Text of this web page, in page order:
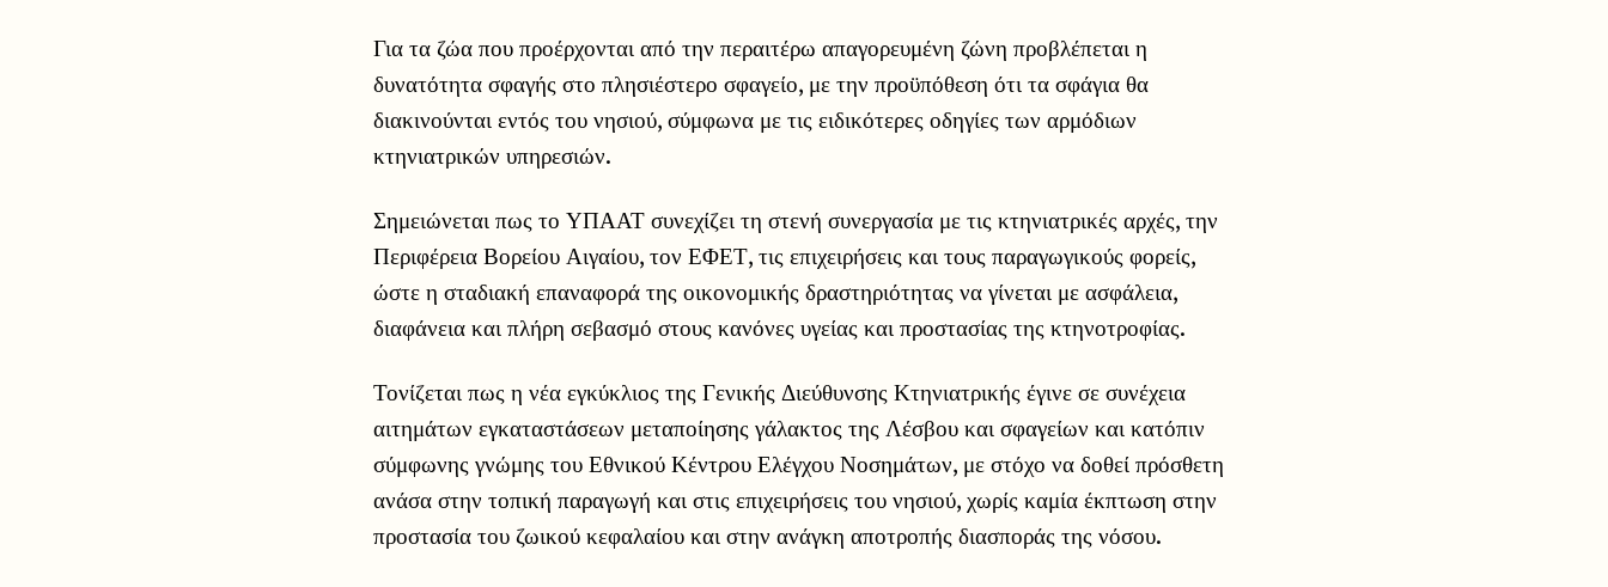
Για τα ζώα που προέρχονται από την περαιτέρω απαγορευμένη ζώνη προβλέπεται η
δυνατότητα σφαγής στο πλησιέστερο σφαγείο, με την προϋπόθεση ότι τα σφάγια θα
διακινούνται εντός του νησιού, σύμφωνα με τις ειδικότερες οδηγίες των αρμόδιων
κτηνιατρικών υπηρεσιών.
Σημειώνεται πως το ΥΠΑΑΤ συνεχίζει τη στενή συνεργασία με τις κτηνιατρικές αρχές, την
Περιφέρεια Βορείου Αιγαίου, τον ΕΦΕΤ, τις επιχειρήσεις και τους παραγωγικούς φορείς,
ώστε η σταδιακή επαναφορά της οικονομικής δραστηριότητας να γίνεται με ασφάλεια,
διαφάνεια και πλήρη σεβασμό στους κανόνες υγείας και προστασίας της κτηνοτροφίας.
Τονίζεται πως η νέα εγκύκλιος της Γενικής Διεύθυνσης Κτηνιατρικής έγινε σε συνέχεια
αιτημάτων εγκαταστάσεων μεταποίησης γάλακτος της Λέσβου και σφαγείων και κατόπιν
σύμφωνης γνώμης του Εθνικού Κέντρου Ελέγχου Νοσημάτων, με στόχο να δοθεί πρόσθετη
ανάσα στην τοπική παραγωγή και στις επιχειρήσεις του νησιού, χωρίς καμία έκπτωση στην
προστασία του ζωικού κεφαλαίου και στην ανάγκη αποτροπής διασποράς της νόσου.